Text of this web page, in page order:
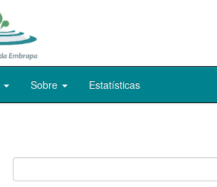
Sobre Estatísticas